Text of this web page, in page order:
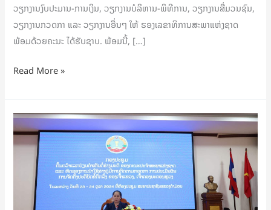
ວຽກງານງົບປະມານ-ການເງິນ, ວຽກງານບໍລິຫານ-ພິທີການ, ວຽກງານສື່ມວນຊົນ,
ວຽກງານກວດກາ ແລະ ວຽກງານອື່ນໆ ໃຫ້ ຮອງເລຂາທິການສະພາແຫ່ງຊາດ
ພ້ອມດ້ວຍຄະນະ ໄດ້ຮັບຊາບ. ພ້ອມນີ້, […]
Read More »
ກອງ
ປະຊຸມ